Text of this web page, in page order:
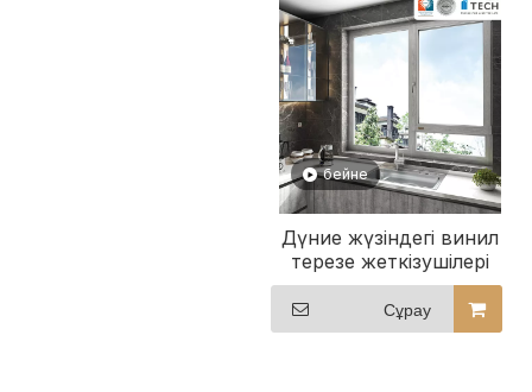
бейне
Дүние жүзіндегі винил
терезе жеткізушілері
Жаһандық PVC терезе
өндірушілері PVC
терезе жүйелерін
Сұрау